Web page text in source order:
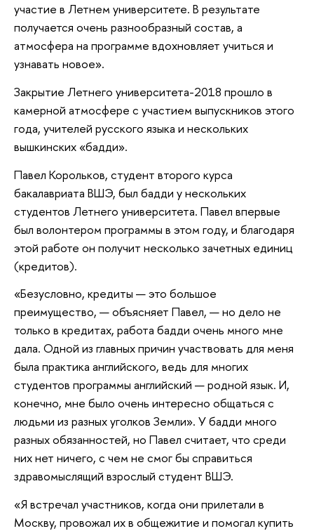
участие в Летнем университете. В результате
получается очень разнообразный состав, а
атмосфера на программе вдохновляет учиться и
узнавать новое».
Закрытие Летнего университета-2018 прошло в
камерной атмосфере с участием выпускников этого
года, учителей русского языка и нескольких
вышкинских «бадди».
Павел Корольков, студент второго курса
бакалавриата ВШЭ, был бадди у нескольких
студентов Летнего университета. Павел впервые
был волонтером программы в этом году, и благодаря
этой работе он получит несколько зачетных единиц
(кредитов).
«Безусловно, кредиты — это большое
преимущество, — объясняет Павел, — но дело не
только в кредитах, работа бадди очень много мне
дала. Одной из главных причин участвовать для меня
была практика английского, ведь для многих
студентов программы английский — родной язык. И,
конечно, мне было очень интересно общаться с
людьми из разных уголков Земли». У бадди много
разных обязанностей, но Павел считает, что среди
них нет ничего, с чем не смог бы справиться
здравомыслящий взрослый студент ВШЭ.
«Я встречал участников, когда они прилетали в
Москву, провожал их в общежитие и помогал купить